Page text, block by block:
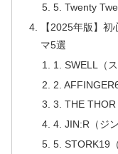
5. Twenty
【2025年版】
マ5選
1. SWELL（ス
2.
3. THE THOR
4. JIN:R（ジ
5. STORK19